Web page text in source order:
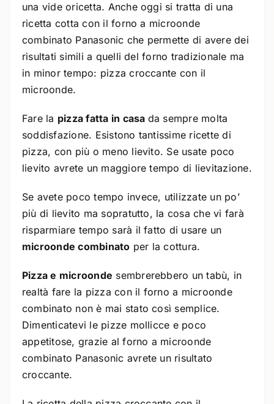
una vide oricetta. Anche oggi si tratta di una
ricetta cotta con il forno a microonde
combinato Panasonic che permette di avere dei
risultati simili a quelli del forno tradizionale ma
in minor tempo: pizza croccante con il
microonde.
Fare la pizza fatta in casa da sempre molta
soddisfazione. Esistono tantissime ricette di
pizza, con più o meno lievito. Se usate poco
lievito avrete un maggiore tempo di lievitazione.
Se avete poco tempo invece, utilizzate un po’
più di lievito ma sopratutto, la cosa che vi farà
risparmiare tempo sarà il fatto di usare un
microonde combinato per la cottura.
Pizza e microonde sembrerebbero un tabù, in
realtà fare la pizza con il forno a microonde
combinato non è mai stato così semplice.
Dimenticatevi le pizze mollicce e poco
appetitose, grazie al forno a microonde
combinato Panasonic avrete un risultato
croccante.